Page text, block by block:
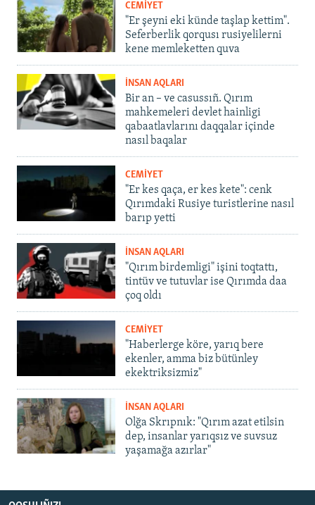
CEMİYET
"Er şeyni eki künde taşlap kettim".
Seferberlik qorqusı rusiyelilerni
kene memleketten quva
İNSAN AQLARI
Bir an – ve casussıñ. Qırım
mahkemeleri devlet hainligi
qabaatlavlarını daqqalar içinde
nasıl baqalar
CEMİYET
"Er kes qaça, er kes kete": cenk
Qırımdaki Rusiye turistlerine nasıl
barıp yetti
İNSAN AQLARI
"Qırım birdemligi" işini toqtattı,
tintüv ve tutuvlar ise Qırımda daa
çoq oldı
CEMİYET
"Haberlerge köre, yarıq bere
ekenler, amma biz bütünley
ekektriksizmiz"
İNSAN AQLARI
Olğa Skrıpnık: "Qırım azat etilsin
dep, insanlar yarıqsız ve suvsuz
yaşamağa azırlar"